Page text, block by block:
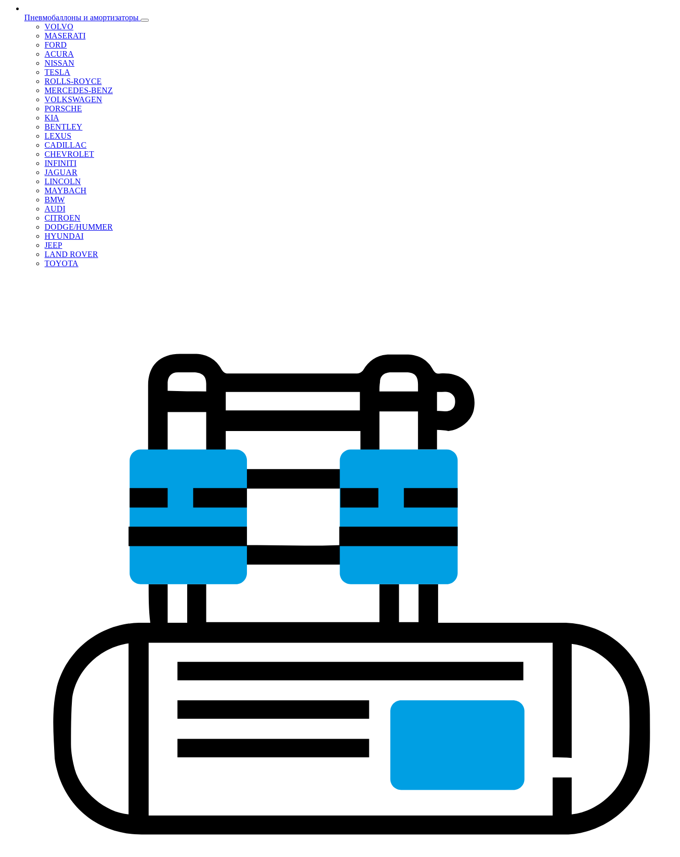
Пневмобаллоны и амортизаторы
VOLVO
MASERATI
FORD
ACURA
NISSAN
TESLA
ROLLS-ROYCE
MERCEDES-BENZ
VOLKSWAGEN
PORSCHE
KIA
BENTLEY
LEXUS
CADILLAC
CHEVROLET
INFINITI
JAGUAR
LINCOLN
MAYBACH
BMW
AUDI
CITROEN
DODGE/HUMMER
HYUNDAI
JEEP
LAND ROVER
TOYOTA